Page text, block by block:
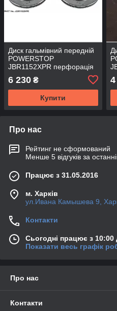
Диск гальмівний передній
POWERSTOP
JBR1152XPR перфорація
+ слот для Lexus RX-350
2003-2008
6 230 ₴
Купити
Про нас
Рейтинг не сформований
Менше 5 відгуків за
Працює з 31.05.2016
м. Харків
ул.Ивана Камышева 9,
Контакти
Сьогодні працює з 10:00
Показати весь графік
Про нас
Контакти